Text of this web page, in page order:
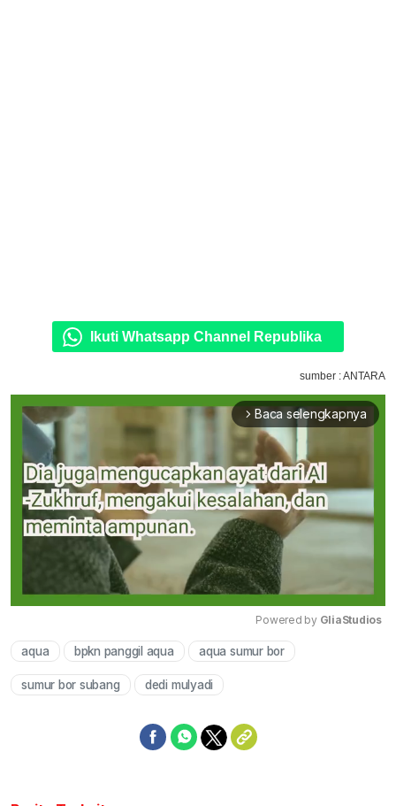
Ikuti Whatsapp Channel Republika
sumber : ANTARA
arrow_forward_ios Baca selengkapnya
Powered by GliaStudios
aqua bpkn panggil aqua aqua sumur bor
sumur bor subang dedi mulyadi